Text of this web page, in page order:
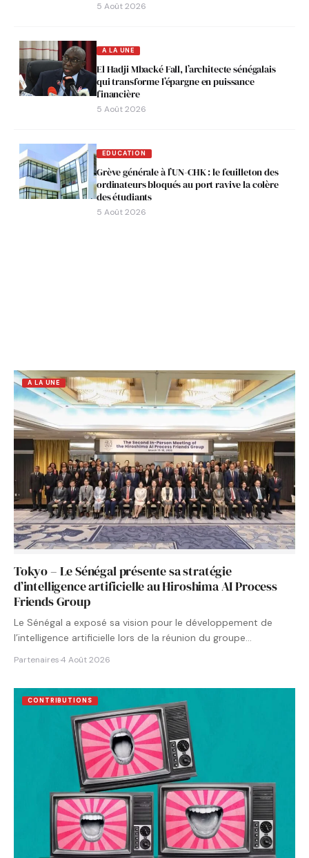
5 Août 2026
A LA UNE
El Hadji Mbacké Fall, l’architecte sénégalais
qui transforme l’épargne en puissance
financière
5 Août 2026
EDUCATION
Grève générale à l’UN-CHK : le feuilleton des
ordinateurs bloqués au port ravive la colère
des étudiants
5 Août 2026
A LA UNE
Tokyo – Le Sénégal présente sa stratégie
d’intelligence artificielle au Hiroshima AI Process
Friends Group
Le Sénégal a exposé sa vision pour le développement de
l’intelligence artificielle lors de la réunion du groupe…
Partenaires·4 Août 2026
CONTRIBUTIONS